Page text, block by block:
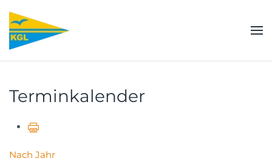
Zum Hauptinhalt springen
Terminkalender
Nach Jahr